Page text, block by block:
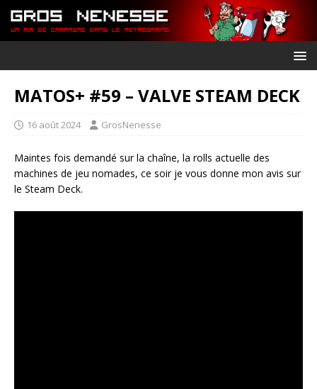
MATOS+ #59 – VALVE STEAM DECK
16 août 2024 GrosNenesse
Maintes fois demandé sur la chaîne, la rolls actuelle des
machines de jeu nomades, ce soir je vous donne mon avis sur
le Steam Deck.